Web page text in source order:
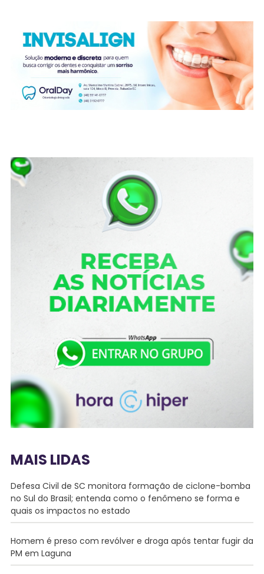
MAIS LIDAS
Defesa Civil de SC monitora formação de ciclone-bomba
no Sul do Brasil; entenda como o fenômeno se forma e
quais os impactos no estado
Homem é preso com revólver e droga após tentar fugir da
PM em Laguna